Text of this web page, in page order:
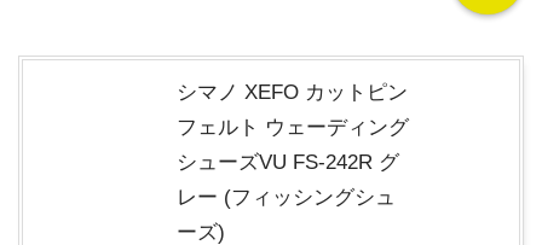
シマノ XEFO カットピン
フェルト ウェーディング
シューズVU FS-242R グ
レー (フィッシングシュ
ーズ)